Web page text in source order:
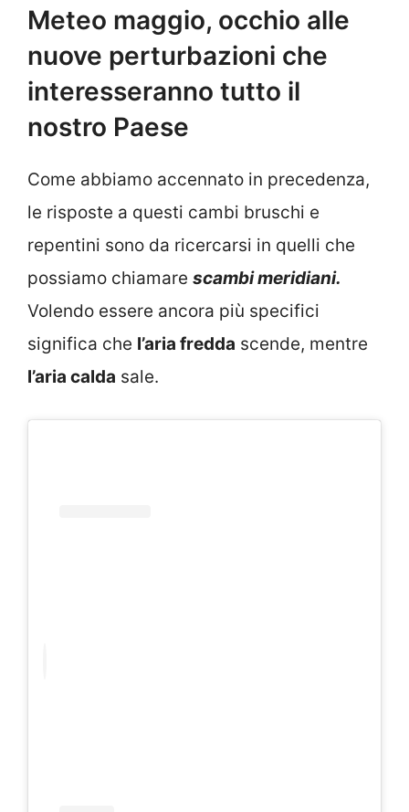
Meteo maggio, occhio alle
nuove perturbazioni che
interesseranno tutto il
nostro Paese
Come abbiamo accennato in precedenza,
le risposte a questi cambi bruschi e
repentini sono da ricercarsi in quelli che
possiamo chiamare scambi meridiani.
Volendo essere ancora più specifici
significa che l’aria fredda scende, mentre
l’aria calda sale.